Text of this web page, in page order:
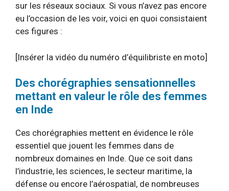
sur les réseaux sociaux. Si vous n’avez pas encore
eu l’occasion de les voir, voici en quoi consistaient
ces figures :
[Insérer la vidéo du numéro d’équilibriste en moto]
Des chorégraphies sensationnelles
mettant en valeur le rôle des femmes
en Inde
Ces chorégraphies mettent en évidence le rôle
essentiel que jouent les femmes dans de
nombreux domaines en Inde. Que ce soit dans
l’industrie, les sciences, le secteur maritime, la
défense ou encore l’aérospatial, de nombreuses